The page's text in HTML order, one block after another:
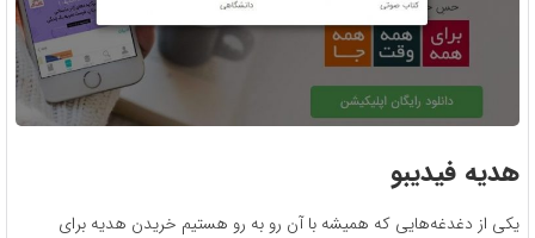
هدیه فیدیبو
یکی از دغدغه‌هایی که همیشه با آن رو به رو هستیم خریدن هدیه برای